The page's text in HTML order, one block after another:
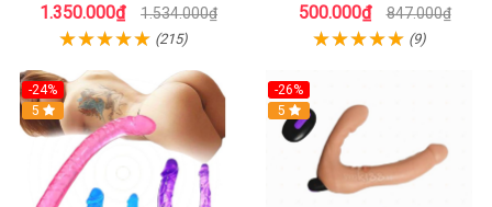
1.350.000₫ 1.534.000₫
(215)
500.000₫ 847.000₫
(9)
-24%
Hot
5
-26%
Hot
5